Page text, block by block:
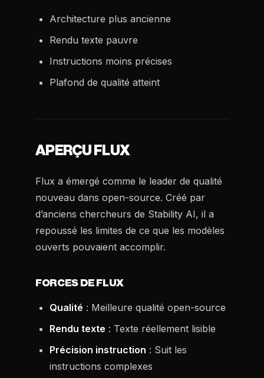
Architecture plus ancienne
Rendu texte pauvre
Instructions moins précises
Plafond de qualité atteint
APERÇU FLUX
Flux a émergé comme le leader de qualité
nouveau dans open-source. Créé par
d’anciens chercheurs de Stability AI, il a
repoussé les limites de ce que les modèles
ouverts pouvaient accomplir.
FORCES DE FLUX
Qualité : Meilleure qualité open-source
Rendu texte : Texte réellement lisible
Précision instruction : Suit les
instructions complexes